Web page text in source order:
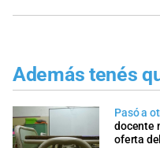
Además tenés
Pasó a
docente
oferta